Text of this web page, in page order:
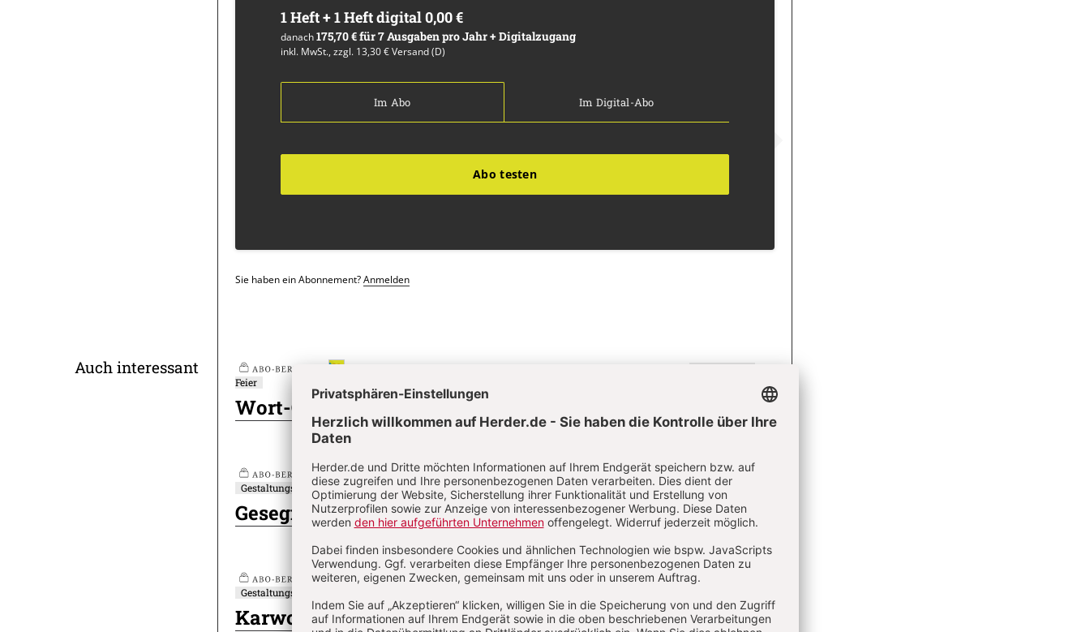
1 Heft + 1 Heft digital 0,00 €
danach175,70 € für 7 Ausgaben pro Jahr + Digitalzugang
inkl. MwSt., zzgl. 13,30 € Versand (D)
Im Abo Im Digital-Abo
Abo testen
Sie haben ein Abonnement?Anmelden
Überschrift
Auch interessant
Plus
Feier
Wort-Gottes-Feier an Palmsonntag
Plus
Nr. 3/2022: 3. Sonntag der Fastenzeit bis 3. Sonntag der Osterzeit S. 50
Gestaltungselement
Gesegnet - Meditation zu Palmsonntag - Für alle
Plus
Nr. 3/2022: 3. Sonntag der Fastenzeit bis 3. Sonntag der Osterzeit S. 44-45
Gestaltungselement
Karwochen-Rätsel - Meditation - Für alle